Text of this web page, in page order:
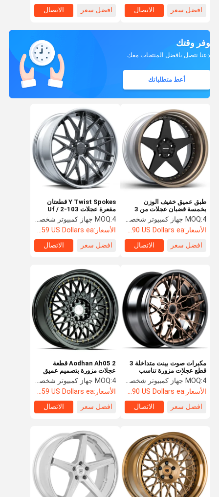
افضل سعر
الاتصال
افضل سعر
الاتصال
وفر وقتك
دعنا نتصل بأفضل المنتجات معك.
أعط متطلباتك
طبق عميق خفيف الوزن
بخمسة قضبان عجلات من 3
قطع VARIANT APX-3P
MOQ:4 جهاز كمبيوتر شخصى
الأسعار:Starting at $890 US Dollars ea
افضل سعر
الاتصال
Y Twist Spokes قطعتان
مقعرة عجلات Uf / 2-103
سبيكة ريم 6061-T6
MOQ:4 جهاز كمبيوتر شخصى
الأسعار:Starting at $459 US Dollars ea
افضل سعر
الاتصال
مكبرات صوت بينت متداخلة 3
قطع عجلات مزورة تناسب
ماكلارين أودي R8
MOQ:4 جهاز كمبيوتر شخصى
الأسعار:Starting at $890 US Dollars ea
افضل سعر
الاتصال
Aodhan Ah05 2 قطعة
عجلات مزورة بتصميم عميق
MOQ:4 جهاز كمبيوتر شخصى
الأسعار:Starting at $459 US Dollars ea
افضل سعر
الاتصال